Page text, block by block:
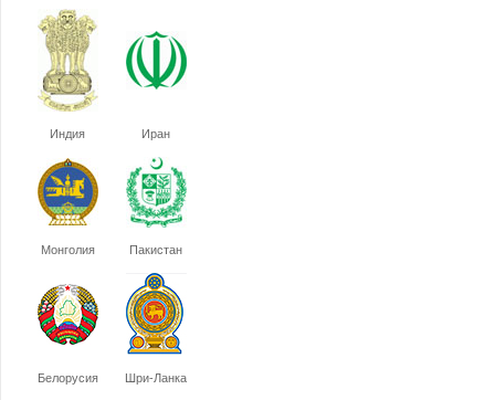
Индия Иран
Монголия Пакистан
Белорусия Шри-Ланка